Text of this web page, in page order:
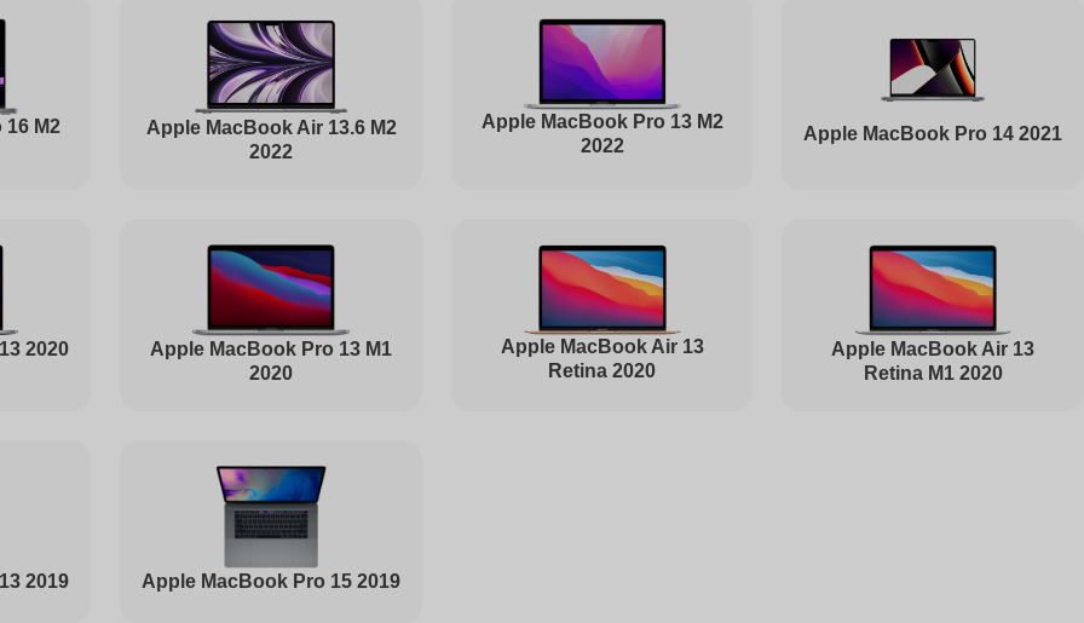
от 40 минут
1030
от 50 минут
1495
от 60 минут
1000
от 110 минут
от 80 минут
M2
Apple MacBook Air 13.6 M2
2022
Apple MacBook Pro 13 M2
2022
Apple MacBook Pro 14 2021
2020
Apple MacBook Pro 13 M1
2020
Apple MacBook Air 13
Retina 2020
Apple MacBook Air 13
Retina M1 2020
2019 Apple MacBook Pro 15 2019